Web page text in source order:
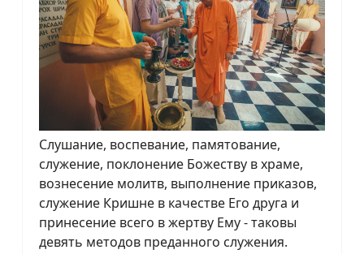
Слушание, воспевание, памятование,
служение, поклонение Божеству в храме,
вознесение молитв, выполнение приказов,
служение Кришне в качестве Его друга и
принесение всего в жертву Ему - таковы
девять методов преданного служения.